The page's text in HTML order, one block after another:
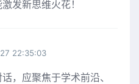
发新思维火花！
22:35:03
，应聚焦于学术前沿、